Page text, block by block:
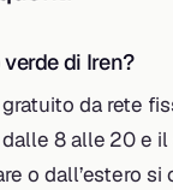
di Iren?
gratuito da rete
8 alle 20 e
o dall’estero si